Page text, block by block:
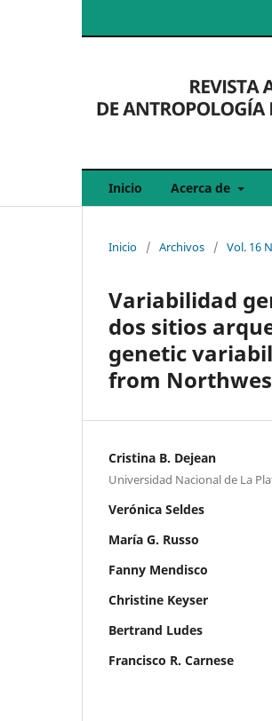
Inicio Acerca de
Inicio / Archivos / Vol. 16
Variabilidad
dos sitios
genetic
from
Cristina B. Dejean
Universidad Nacional de La
Verónica Seldes
María G. Russo
Fanny Mendisco
Christine Keyser
Bertrand Ludes
Francisco R. Carnese